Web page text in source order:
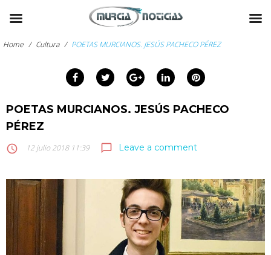
Skip
toHome / Cultura / POETAS MURCIANOS. JESÚS PACHECO PÉREZ
FacebookTwitterGoogle+LinkedInPinterest
POETAS MURCIANOS. JESÚS PACHECO
PÉREZ
access_time 12 julio 2018 11:39 chat_bubble_outline Leave a comment